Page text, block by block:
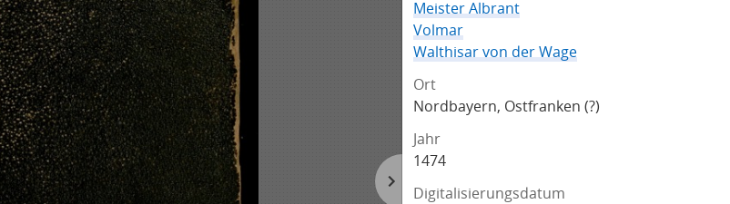
Meister Albrant
Volmar
Walthisar von der Wage
Ort
Nordbayern, Ostfranken (?)
Jahr
1474
Digitalisierungsdatum